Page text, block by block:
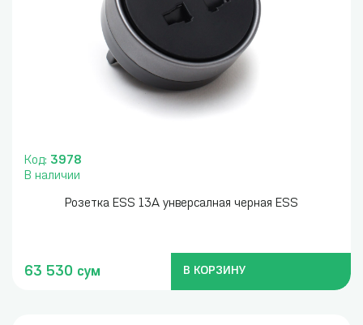
Код: 3978
В наличии
Розетка ESS 13A унверсалная черная ESS
63 530 сум В КОРЗИНУ